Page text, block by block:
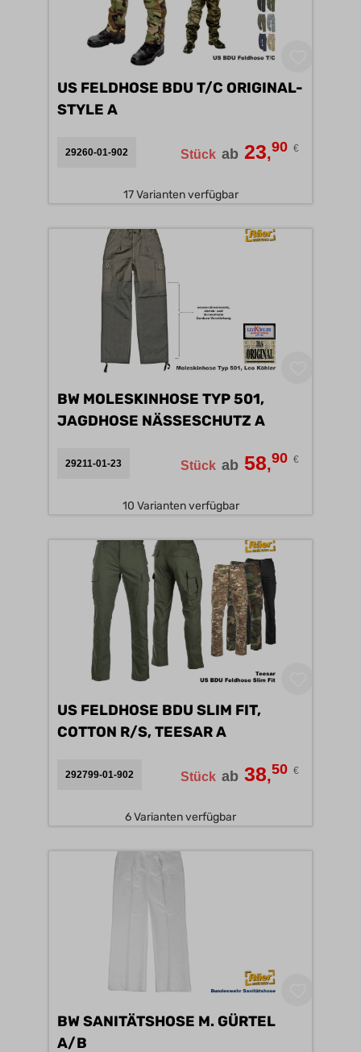
US FELDHOSE BDU T/C ORIGINAL-
STYLE A
29260-01-902 Stück ab 23,90 €
17 Varianten verfügbar
BW MOLESKINHOSE TYP 501,
JAGDHOSE NÄSSESCHUTZ A
29211-01-23 Stück ab 58,90 €
10 Varianten verfügbar
US FELDHOSE BDU SLIM FIT,
COTTON R/S, TEESAR A
292799-01-902 Stück ab 38,50 €
6 Varianten verfügbar
BW SANITÄTSHOSE M. GÜRTEL
A/B